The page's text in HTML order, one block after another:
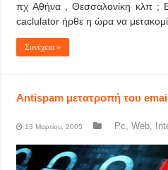
πχ Αθήνα , Θεσσαλονίκη κλπ ;
caclulator ήρθε η ώρα να
Συνέχεια »
Antispam μετατροπή του
13 Μαρτίου, 2005 Pc, Web,